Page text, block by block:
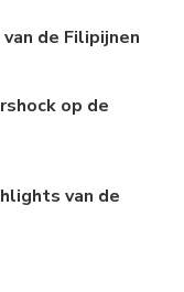
de Filipijnen
op de
van de